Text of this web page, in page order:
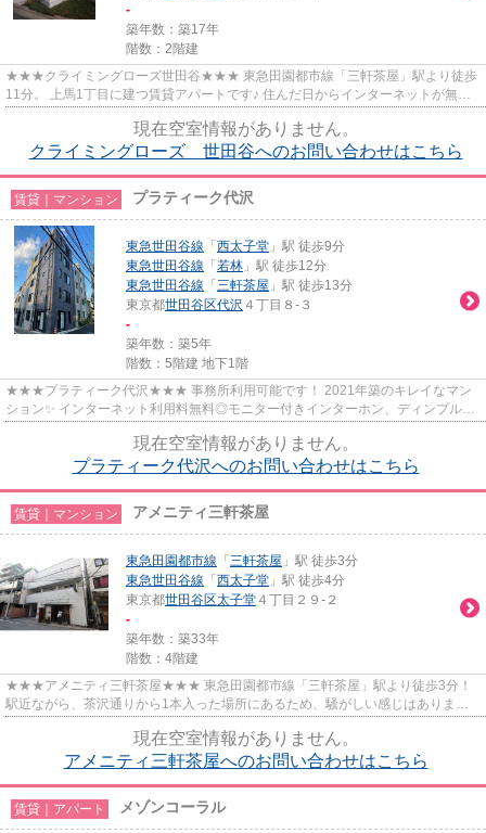
-
築年数：築17年
階数：2階建
★★★クライミングローズ世田谷★★★ 東急田園都市線「三軒茶屋」駅より徒歩
11分。 上馬1丁目に建つ賃貸アパートです♪ 住んだ日からインターネットが無料
現在空室情報がありません。
クライミングローズ 世田谷へのお問い合わせはこちら
賃貸｜マンション プラティーク代沢
東急世田谷線 「 西太子堂 」駅 徒歩9分
東急世田谷線 「 若林 」駅 徒歩12分
東急世田谷線 「 三軒茶屋 」駅 徒歩13分
東京都世田谷区代沢 ４丁目８-３
-
築年数：築5年
階数：5階建 地下1階
★★★プラティーク代沢★★★ 事務所利用可能です！ 2021年築のキレイなマン
ション✨ インターネット利用料無料◎モニター付きインターホン、ディンプルキ
現在空室情報がありません。
プラティーク代沢へのお問い合わせはこちら
賃貸｜マンション アメニティ三軒茶屋
東急田園都市線 「 三軒茶屋 」駅 徒歩3分
東急世田谷線 「 西太子堂 」駅 徒歩4分
東京都世田谷区太子堂 ４丁目２９-２
-
築年数：築33年
階数：4階建
★★★アメニティ三軒茶屋★★★ 東急田園都市線「三軒茶屋」駅より徒歩3分！
駅近ながら、茶沢通りから1本入った場所にあるため、騒がしい感じはありませ
現在空室情報がありません。
アメニティ三軒茶屋へのお問い合わせはこちら
賃貸｜アパート メゾンコーラル